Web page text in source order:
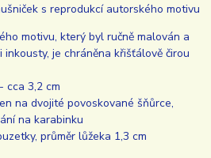
s reprodukcí autorského motivu
motivu, který byl ručně malován a
je chráněna křišťálově čirou
cca 3,2 cm
na dvojité povoskované šňůrce,
na karabinku
průměr lůžeka 1,3 cm